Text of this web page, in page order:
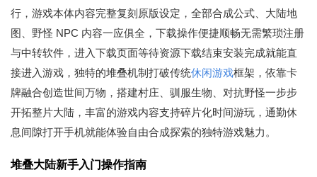
行，游戏本体内容完整复刻原版设定，全部合成公式、大陆地
图、野怪 NPC 内容一应俱全，下载操作便捷顺畅无需繁琐注册
与中转软件，进入下载页面等待资源下载结束安装完成就能直
接进入游戏，独特的堆叠机制打破传统休闲游戏框架，依靠卡
牌融合创造世间万物，搭建村庄、驯服生物、对抗野怪一步步
开拓整片大陆，丰富的游戏内容支持碎片化时间游玩，通勤休
息间隙打开手机就能体验自由合成探索的独特游戏魅力。
堆叠大陆新手入门操作指南